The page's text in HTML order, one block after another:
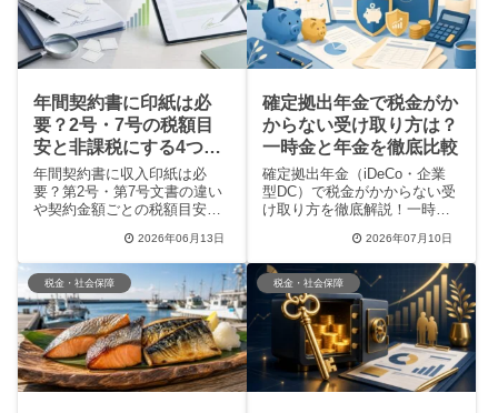
年間契約書に印紙は必
要？2号・7号の税額目
安と非課税にする4つの
方法
年間契約書に収入印紙は必
要？第2号・第7号文書の違い
や契約金額ごとの税額目安、
底解説。さらに、印紙税を完
全非課税にできる電子契約の
メリットや、消費税区分によ
る節税方法など、今すぐ役立
つ実務知識をお届けします。
2026年06月13日
確定拠出年金で税金がか
からない受け取り方は？
一時金と年金を徹底比較
確定拠出年金（iDeCo・企業
型DC）で税金がかからない受
け取り方を徹底解説！一時金
年金等控除の計算方法や、併
用・時期をずらす節税のコ
ツ、2025年度税制改正の注意
点まで紹介。老後の手取りを
最大化したい方向けの完全ガ
イドです。
2026年07月10日
税金・社会保障 税金・社会保障